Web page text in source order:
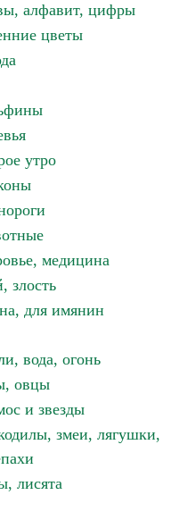
алфавит, цифры
цветы
утро
медицина
злость
для имянин
вода, огонь
овцы
и звезды
змеи, лягушки,
лисята